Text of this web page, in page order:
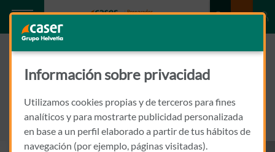
Afectados por los incendios forestales:
forestales, contacta con nosotros en el
seguir.
Estamos aquí para ayudarte.
Información sobre privacidad
Utilizamos cookies propias y de terceros para fines
analíticos y para mostrarte publicidad personalizada
en base a un perfil elaborado a partir de tus hábitos de
navegación (por ejemplo, páginas visitadas).